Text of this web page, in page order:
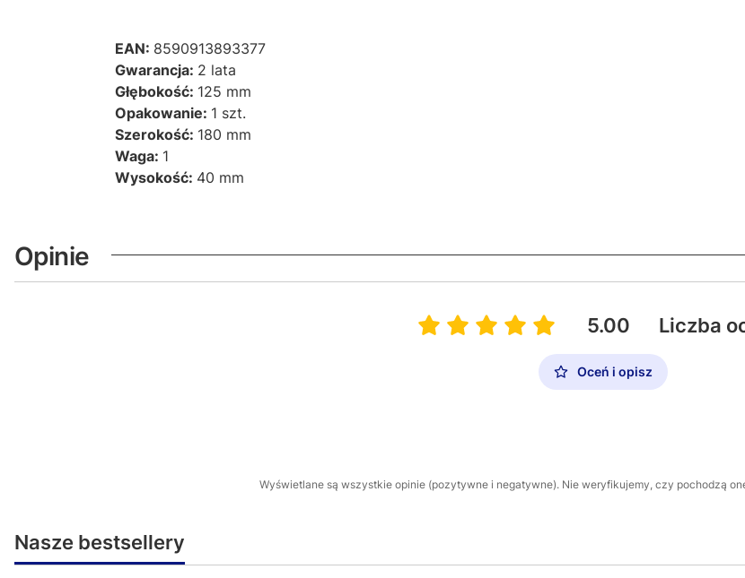
EAN: 8590913893377
Gwarancja: 2 lata
Głębokość: 125 mm
Opakowanie: 1 szt.
Szerokość: 180 mm
Waga: 1
Wysokość: 40 mm
Opinie
5.00 Liczba
Oceń i opisz
Wyświetlane są wszystkie opinie (pozytywne i negatywne). Nie weryfikujemy, czy pochodzą
Nasze bestsellery